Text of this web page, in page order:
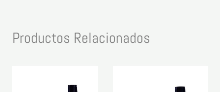
Productos Relacionados